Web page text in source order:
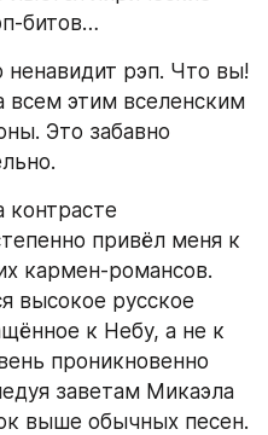
битов…
рэп. Что вы!
всем этим вселенским
Это забавно
привёл меня к
кармен-романсов.
высокое русское
к Небу, а не к
проникновенно
заветам Микаэла
выше обычных песен.